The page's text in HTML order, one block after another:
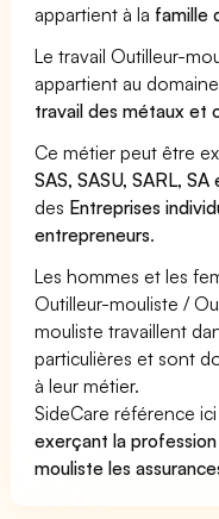
appartient à la famille
Le travail Outilleur-
appartient au
travail des métaux et
Ce métier peut être
SAS, SASU, SARL, SA
des Entreprises
entrepreneurs.
Les hommes et les
Outilleur-mouliste /
mouliste travaillent
particulières et sont
à leur métier.
SideCare référence
exerçant la
mouliste les